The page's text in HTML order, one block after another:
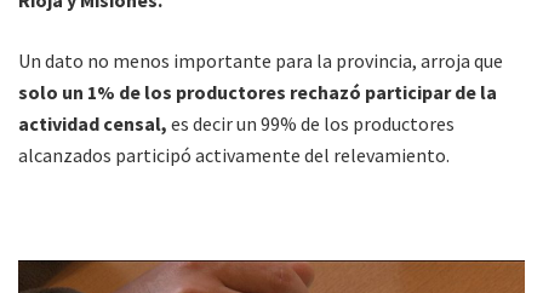
Un dato no menos importante para la provincia, arroja que
solo un 1% de los productores rechazó participar de la
actividad censal, es decir un 99% de los productores
alcanzados participó activamente del relevamiento.